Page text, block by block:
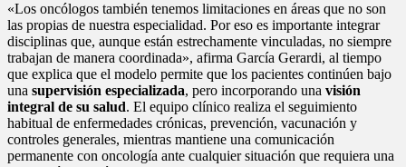
«Los oncólogos también tenemos limitaciones en áreas que no son
las propias de nuestra especialidad. Por eso es importante integrar
disciplinas que, aunque están estrechamente vinculadas, no siempre
trabajan de manera coordinada», afirma García Gerardi, al tiempo
que explica que el modelo permite que los pacientes continúen bajo
una supervisión especializada, pero incorporando una visión
integral de su salud. El equipo clínico realiza el seguimiento
habitual de enfermedades crónicas, prevención, vacunación y
controles generales, mientras mantiene una comunicación
permanente con oncología ante cualquier situación que requiera una